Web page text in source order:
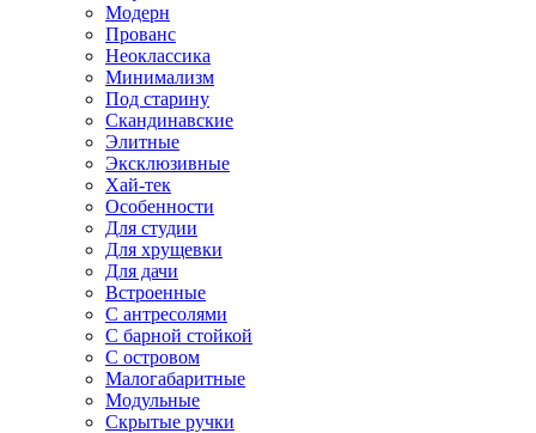
Модерн
Прованс
Неоклассика
Минимализм
Под старину
Скандинавские
Элитные
Эксклюзивные
Хай-тек
Особенности
Для студии
Для хрущевки
Для дачи
Встроенные
С антресолями
С барной стойкой
С островом
Малогабаритные
Модульные
Скрытые ручки